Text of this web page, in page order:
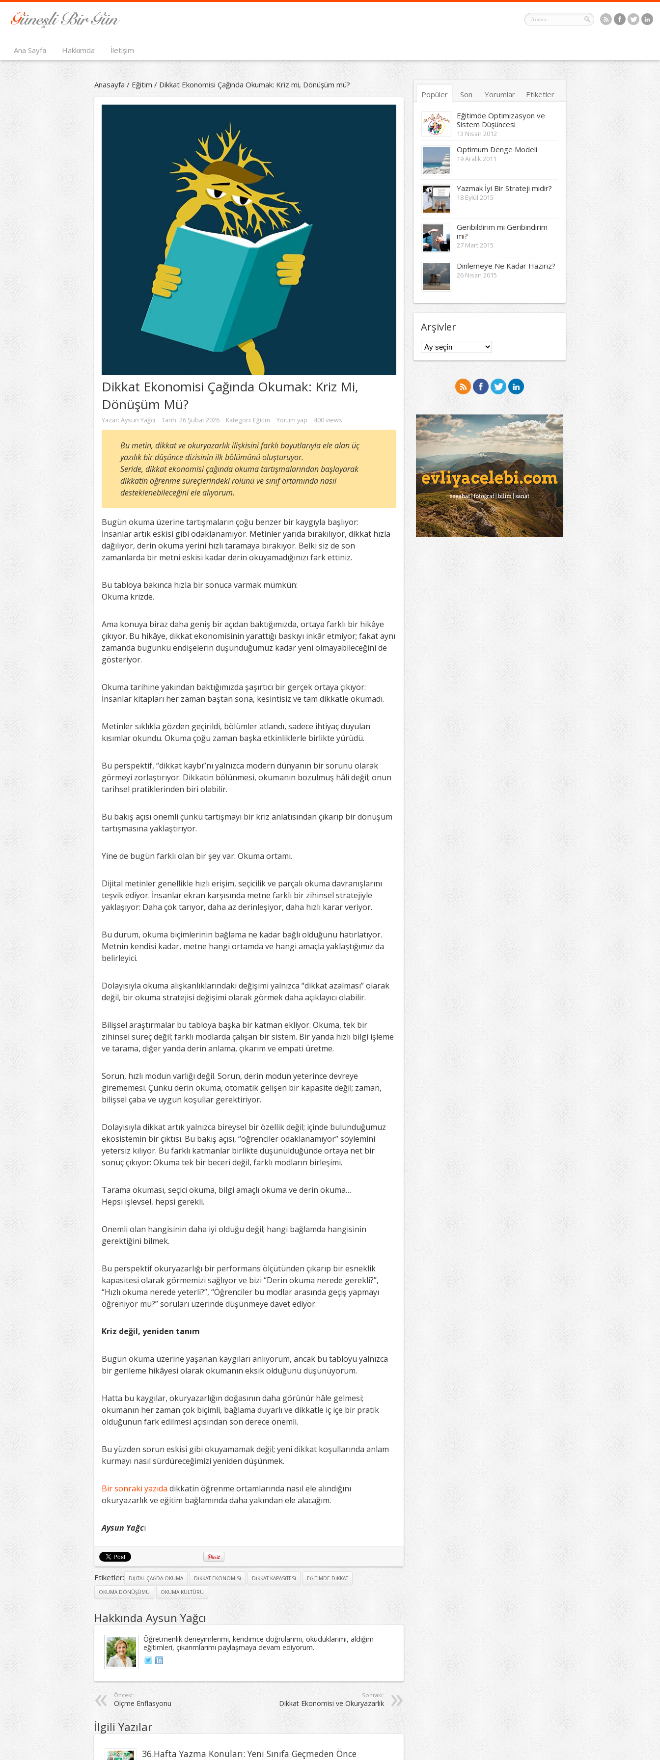
Ana Sayfa Hakkımda İletişim
Anasayfa /Eğitim / Dikkat Ekonomisi Çağında Okumak: Kriz mi, Dönüşüm mü?
Dikkat Ekonomisi Çağında Okumak: Kriz Mi,
Dönüşüm Mü?
Yazar: Aysun Yağcı Tarih: 26 Şubat 2026 Kategori: Eğitim Yorum yap 400 views
Bu metin, dikkat ve okuryazarlık ilişkisini farklı boyutlarıyla ele alan üç
yazılık bir düşünce dizisinin ilk bölümünü oluşturuyor.
Seride, dikkat ekonomisi çağında okuma tartışmalarından başlayarak
dikkatin öğrenme süreçlerindeki rolünü ve sınıf ortamında nasıl
desteklenebileceğini ele alıyorum.
Bugün okuma üzerine tartışmaların çoğu benzer bir kaygıyla başlıyor:
İnsanlar artık eskisi gibi odaklanamıyor. Metinler yarıda bırakılıyor, dikkat hızla
dağılıyor, derin okuma yerini hızlı taramaya bırakıyor. Belki siz de son
zamanlarda bir metni eskisi kadar derin okuyamadığınızı fark ettiniz.
Bu tabloya bakınca hızla bir sonuca varmak mümkün:
Okuma krizde.
Ama konuya biraz daha geniş bir açıdan baktığımızda, ortaya farklı bir hikâye
çıkıyor. Bu hikâye, dikkat ekonomisinin yarattığı baskıyı inkâr etmiyor; fakat aynı
zamanda bugünkü endişelerin düşündüğümüz kadar yeni olmayabileceğini de
gösteriyor.
Okuma tarihine yakından baktığımızda şaşırtıcı bir gerçek ortaya çıkıyor:
İnsanlar kitapları her zaman baştan sona, kesintisiz ve tam dikkatle okumadı.
Metinler sıklıkla gözden geçirildi, bölümler atlandı, sadece ihtiyaç duyulan
kısımlar okundu. Okuma çoğu zaman başka etkinliklerle birlikte yürüdü.
Bu perspektif, “dikkat kaybı”nı yalnızca modern dünyanın bir sorunu olarak
görmeyi zorlaştırıyor. Dikkatin bölünmesi, okumanın bozulmuş hâli değil; onun
tarihsel pratiklerinden biri olabilir.
Bu bakış açısı önemli çünkü tartışmayı bir kriz anlatısından çıkarıp bir dönüşüm
tartışmasına yaklaştırıyor.
Yine de bugün farklı olan bir şey var: Okuma ortamı.
Dijital metinler genellikle hızlı erişim, seçicilik ve parçalı okuma davranışlarını
teşvik ediyor. İnsanlar ekran karşısında metne farklı bir zihinsel stratejiyle
yaklaşıyor: Daha çok tarıyor, daha az derinleşiyor, daha hızlı karar veriyor.
Bu durum, okuma biçimlerinin bağlama ne kadar bağlı olduğunu hatırlatıyor.
Metnin kendisi kadar, metne hangi ortamda ve hangi amaçla yaklaştığımız da
belirleyici.
Dolayısıyla okuma alışkanlıklarındaki değişimi yalnızca “dikkat azalması” olarak
değil, bir okuma stratejisi değişimi olarak görmek daha açıklayıcı olabilir.
Bilişsel araştırmalar bu tabloya başka bir katman ekliyor. Okuma, tek bir
zihinsel süreç değil; farklı modlarda çalışan bir sistem. Bir yanda hızlı bilgi işleme
ve tarama, diğer yanda derin anlama, çıkarım ve empati üretme.
Sorun, hızlı modun varlığı değil. Sorun, derin modun yeterince devreye
girememesi. Çünkü derin okuma, otomatik gelişen bir kapasite değil; zaman,
bilişsel çaba ve uygun koşullar gerektiriyor.
Dolayısıyla dikkat artık yalnızca bireysel bir özellik değil; içinde bulunduğumuz
ekosistemin bir çıktısı. Bu bakış açısı, “öğrenciler odaklanamıyor” söylemini
yetersiz kılıyor. Bu farklı katmanlar birlikte düşünüldüğünde ortaya net bir
sonuç çıkıyor: Okuma tek bir beceri değil, farklı modların birleşimi.
Tarama okuması, seçici okuma, bilgi amaçlı okuma ve derin okuma…
Hepsi işlevsel, hepsi gerekli.
Önemli olan hangisinin daha iyi olduğu değil; hangi bağlamda hangisinin
gerektiğini bilmek.
Bu perspektif okuryazarlığı bir performans ölçütünden çıkarıp bir esneklik
kapasitesi olarak görmemizi sağlıyor ve bizi “Derin okuma nerede gerekli?”,
“Hızlı okuma nerede yeterli?”, “Öğrenciler bu modlar arasında geçiş yapmayı
öğreniyor mu?” soruları üzerinde düşünmeye davet ediyor.
Kriz değil, yeniden tanım
Bugün okuma üzerine yaşanan kaygıları anlıyorum, ancak bu tabloyu yalnızca
bir gerileme hikâyesi olarak okumanın eksik olduğunu düşünüyorum.
Hatta bu kaygılar, okuryazarlığın doğasının daha görünür hâle gelmesi;
okumanın her zaman çok biçimli, bağlama duyarlı ve dikkatle iç içe bir pratik
olduğunun fark edilmesi açısından son derece önemli.
Bu yüzden sorun eskisi gibi okuyamamak değil; yeni dikkat koşullarında anlam
kurmayı nasıl sürdüreceğimizi yeniden düşünmek.
Bir sonraki yazıda dikkatin öğrenme ortamlarında nasıl ele alındığını
okuryazarlık ve eğitim bağlamında daha yakından ele alacağım.
Aysun Yağcı
Etiketler: DIJITAL ÇAĞDA OKUMA DIKKAT EKONOMISI DIKKAT KAPASITESI
EĞITIMDE DIKKAT
OKUMA DÖNÜŞÜMÜ
OKUMA KÜLTÜRÜ
Hakkında Aysun Yağcı
Öğretmenlik deneyimlerimi, kendimce doğrularımı, okuduklarımı, aldığım
eğitimleri, çıkarımlarımı paylaşmaya devam ediyorum.
Önceki:
Ölçme Enflasyonu
Sonraki:
Dikkat Ekonomisi ve Okuryazarlık
İlgili Yazılar
36.Hafta Yazma Konuları: Yeni Sınıfa Geçmeden Önce
Popüler Son Yorumlar Etiketler
Eğitimde Optimizasyon ve
Sistem Düşüncesi
13 Nisan 2012
Optimum Denge Modeli
19 Aralık 2011
Yazmak İyi Bir Strateji midir?
18 Eylül 2015
Geribildirim mi Geribindirim
mi?
27 Mart 2015
Dinlemeye Ne Kadar Hazırız?
26 Nisan 2015
Arşivler
Arşivler